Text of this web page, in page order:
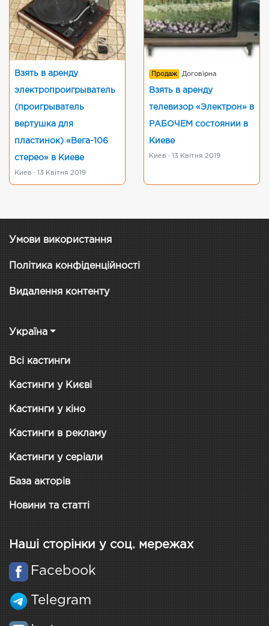
Взять в аренду
электропроигрыватель
(проигрыватель
вертушка для
пластинок) «Вега-106
стерео» в Киеве
Киев · 13 Квітня 2019
Продаж Договірна
Взять в аренду
телевизор «Электрон» в
РАБОЧЕМ состоянии в
Киеве
Киев · 13 Квітня 2019
Умови використання
Політика конфіденційності
Видалення контенту
Україна
Всі кастинги
Кастинги у Києві
Кастинги у кіно
Кастинги в рекламу
Кастинги у серіали
База акторів
Новини та статті
Наші сторінки у соц. мережах
Facebook
Telegram